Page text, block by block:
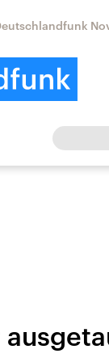
Iran
Aktuelle Lage und